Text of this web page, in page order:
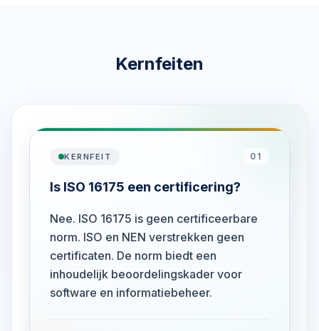
Kernfeiten
KERNFEIT 01
Is ISO 16175 een certificering?
Nee. ISO 16175 is geen certificeerbare
norm. ISO en NEN verstrekken geen
certificaten. De norm biedt een
inhoudelijk beoordelingskader voor
software en informatiebeheer.